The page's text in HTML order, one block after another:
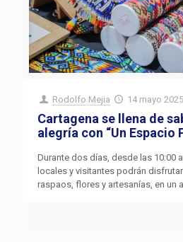
Rodolfo Mejia 14 mayo 2025
Cartagena se llena de
alegría con “Un Espacio
Durante dos días, desde las 10:00
locales y visitantes podrán
raspaos, flores y artesanías, en un